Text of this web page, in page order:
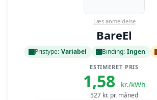
Læs anmeldelse
BareEl
Pristype: Variabel Binding: Ingen
ESTIMERET PRIS
1,58 kr./kWh
527 kr. pr. måned